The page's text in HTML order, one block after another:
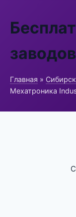
Главная »
Мехатроника